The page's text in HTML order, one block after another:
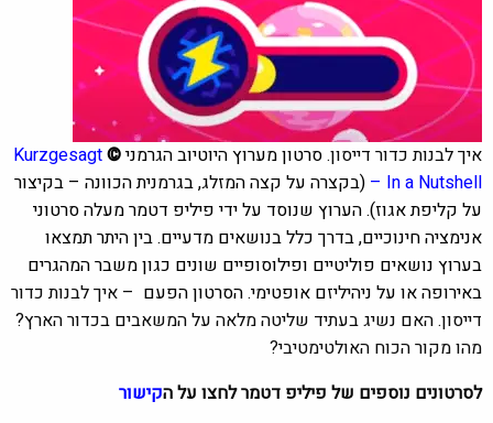
איך לבנות כדור דייסון.סרטון מערוץ היוטיוב הגרמני©
Kurzgesagt
– In a Nutshell (בקצרה על קצה המזלג, בגרמנית הכוונה – בקיצור
על קליפת אגוז). הערוץ שנוסד על ידי פיליפ דטמר מעלה סרטוני
אנימציה חינוכיים, בדרך כלל בנושאים מדעיים. בין היתר תמצאו
בערוץ נושאים פוליטיים ופילוסופיים שונים כגון משבר המהגרים
באירופה או על ניהיליזם אופטימי. הסרטוןהפעם– איך לבנות כדור
דייסון. האם נשיג בעתיד שליטה מלאה על המשאבים בכדור הארץ?
מהו מקור הכוח האולטימטיבי?
לסרטונים נוספים של פיליפ דטמר לחצו על הקישור